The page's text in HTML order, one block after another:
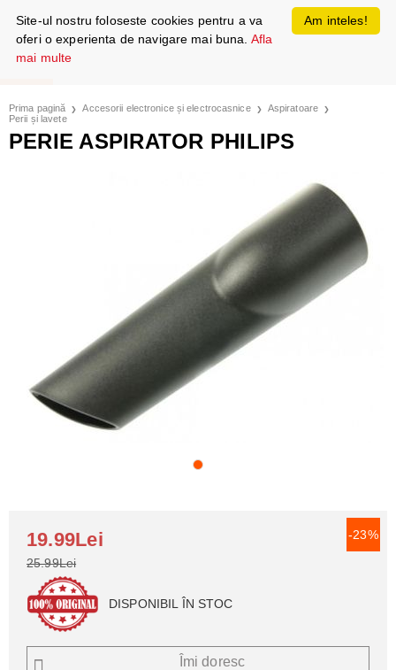
Prima pagină Accesorii electronice și electrocasnice
Aspiratoare
Perii și lavete
PERIE ASPIRATOR PHILIPS
-23%
19.99Lei
25.99Lei
DISPONIBIL ÎN STOC
Îmi doresc
Am inteles!
Site-ul nostru foloseste cookies pentru a va
oferi o experienta de navigare mai buna. Afla
mai multe